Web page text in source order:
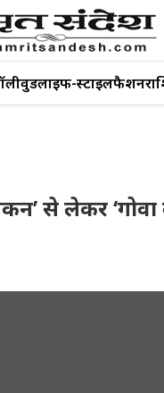
लाइफ-स्टाइलफैशन
से लेकर ‘गोवा